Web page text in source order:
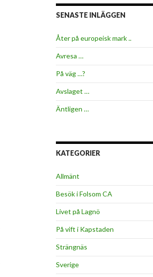
SENASTE INLÄGGEN
Åter på europeisk mark ..
Avresa …
På väg …?
Avslaget …
Äntligen …
KATEGORIER
Allmänt
Besök i Folsom CA
Livet på Lagnö
På vift i Kapstaden
Strängnäs
Sverige